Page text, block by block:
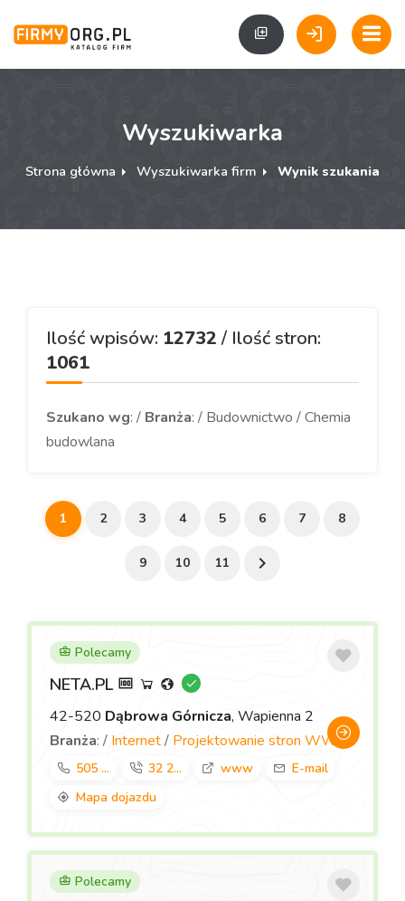
Wyszukiwarka
Strona główna Wyszukiwarka firm Wynik szukania
Ilość wpisów: 12732 / Ilość stron:
1061
Szukano wg: / Branża: / Budownictwo / Chemia
budowlana
1 2 3 4 5 6 7 8
9 10 11
Polecamy
NETA.PL
42-520 Dąbrowa Górnicza, Wapienna 2
Branża: / Internet/ Projektowanie stron WWW
505 ... 32 2... www
E-mail
Mapa dojazdu
Polecamy